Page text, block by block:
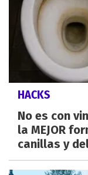
HACKS
No es con
la MEJOR
canillas y